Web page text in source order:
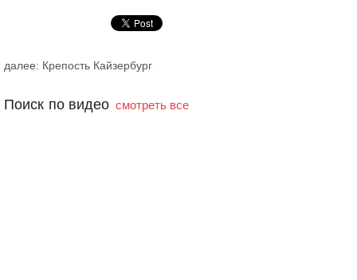
далее: Крепость Кайзербург
Поиск по видео смотреть все